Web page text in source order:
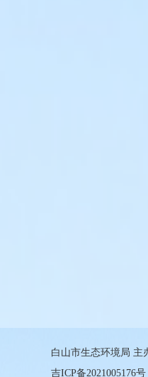
白山市生态环境局 主
吉ICP备2021005176号